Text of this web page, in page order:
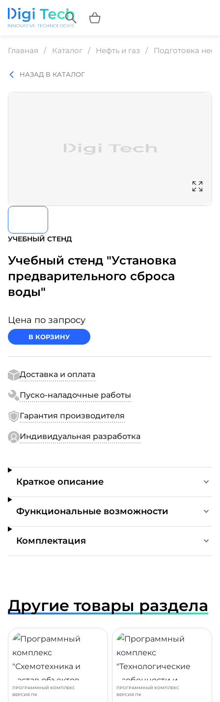
Главная Каталог Нефть и газ Подготовка
НАЗАД В КАТАЛОГ
УЧЕБНЫЙ СТЕНД
Учебный стенд "Установка
предварительного сброса
воды"
Цена по запросу
В КОРЗИНУ
Доставка и оплата
Пуско-наладочные работы
Гарантия производителя
Индивидуальная разработка
Краткое описание
Функциональные возможности
Комплектация
Другие товары раздела
ПРОГРАММНЫЙ КОМПЛЕКС
ВЕРСИЯ ПК
ПРОГРАММНЫЙ КОМПЛЕКС
ВЕРСИЯ ПК
ПОДРОБНЕЕ